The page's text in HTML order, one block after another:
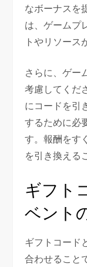
なボーナスを
は、ゲームプ
トやリソース
さらに、ゲー
考慮してくだ
にコードを引
するために必
す。報酬をす
を引き換える
ギフト
ベント
ギフトコード
合わせること